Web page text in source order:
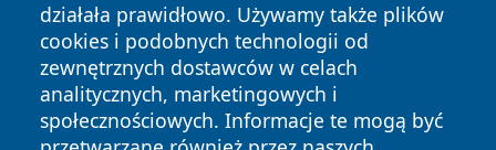
działała prawidłowo. Używamy także plików
cookies i podobnych technologii od
zewnętrznych dostawców w celach
analitycznych, marketingowych i
społecznościowych. Informacje te mogą być
Copyright © 2026 24piaseczno.pl Wszystkie prawa
zastrzeżone.